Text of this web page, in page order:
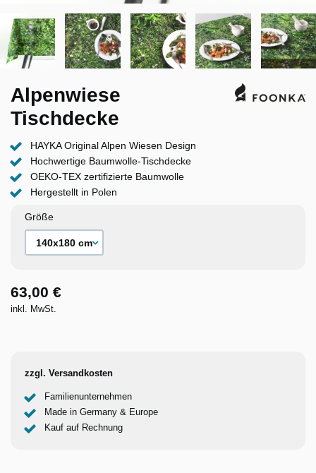
Alpenwiese
Tischdecke
HAYKA Original Alpen Wiesen Design
Hochwertige Baumwolle-Tischdecke
OEKO-TEX zertifizierte Baumwolle
Hergestellt in Polen
Größe
63,00 €
inkl. MwSt.
zzgl. Versandkosten
Familienunternehmen
Made in Germany & Europe
Kauf auf Rechnung